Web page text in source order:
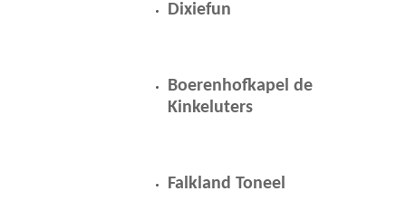
Dixiefun
Boerenhofkapel de
Kinkeluters
Falkland Toneel